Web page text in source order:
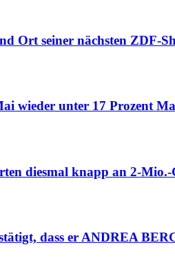
Ort seiner nächsten ZDF-
wieder unter 17 Prozent
diesmal knapp an 2-Mio.-
dass er ANDREA